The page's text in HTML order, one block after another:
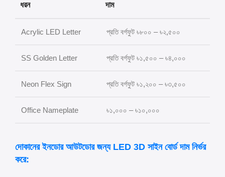
ধরন দাম
Acrylic LED Letter প্রতি বর্গফুট ৳৮০০ – ৳২,৫০০
SS Golden Letter প্রতি বর্গফুট ৳১,৫০০ – ৳৪,০০০
Neon Flex Sign প্রতি বর্গফুট ৳১,২০০ – ৳৩,৫০০
Office Nameplate ৳১,০০০ – ৳১০,০০০
দোকানের ইনডোর আউটডোর জন্য LED 3D সাইন বোর্ড দাম নির্ভর
করে: